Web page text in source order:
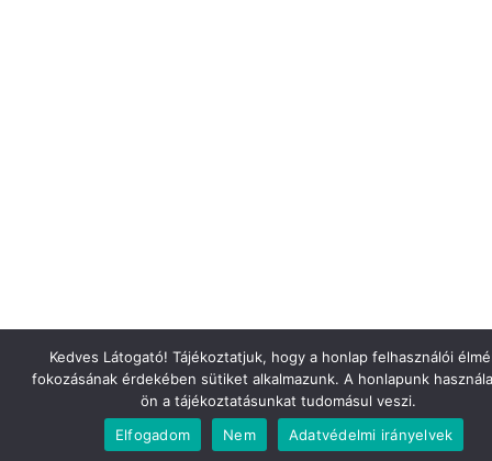
Kedves Látogató! Tájékoztatjuk, hogy a honlap felhasználói
fokozásának érdekében sütiket alkalmazunk. A honlapunk
ön a tájékoztatásunkat tudomásul veszi.
Elfogadom
Nem Adatvédelmi irányelvek